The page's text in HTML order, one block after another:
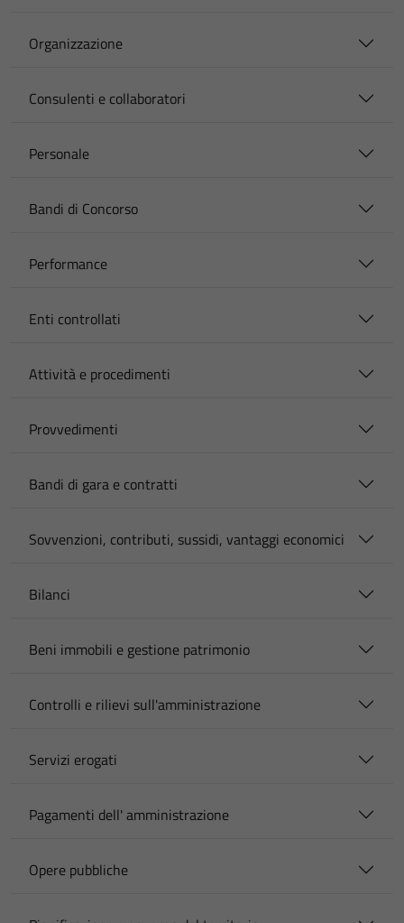
Organizzazione
Consulenti e collaboratori
Personale
Bandi di Concorso
Performance
Enti controllati
Attività e procedimenti
Provvedimenti
Bandi di gara e contratti
Sovvenzioni, contributi, sussidi, vantaggi economici
Bilanci
Beni immobili e gestione patrimonio
Controlli e rilievi sull'amministrazione
Servizi erogati
Pagamenti dell' amministrazione
Opere pubbliche